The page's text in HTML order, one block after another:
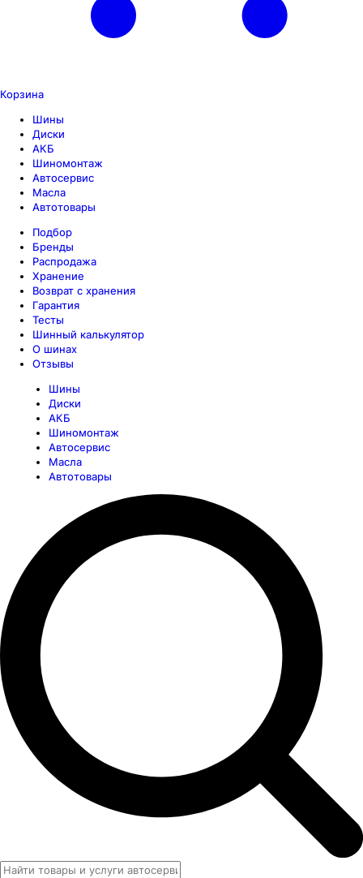
Корзина
Шины
Диски
АКБ
Шиномонтаж
Автосервис
Масла
Автотовары
Подбор
Бренды
Распродажа
Хранение
Возврат с хранения
Гарантия
Тесты
Шинный калькулятор
О шинах
Отзывы
Шины
Диски
АКБ
Шиномонтаж
Автосервис
Масла
Автотовары